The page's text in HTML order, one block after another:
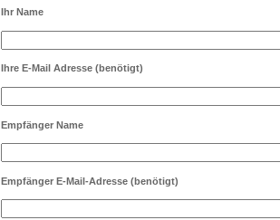
Ihr Name
Ihre E-Mail Adresse (benötigt)
Empfänger Name
Empfänger E-Mail-Adresse (benötigt)